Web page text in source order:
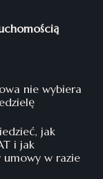
nie wybiera
jak
i jak
umowy w razie